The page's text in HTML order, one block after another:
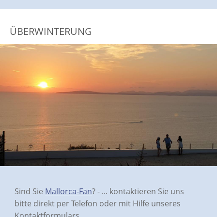
ÜBERWINTERUNG
Sind Sie Mallorca-Fan? - ... kontaktieren Sie uns
bitte direkt per Telefon oder mit Hilfe unseres